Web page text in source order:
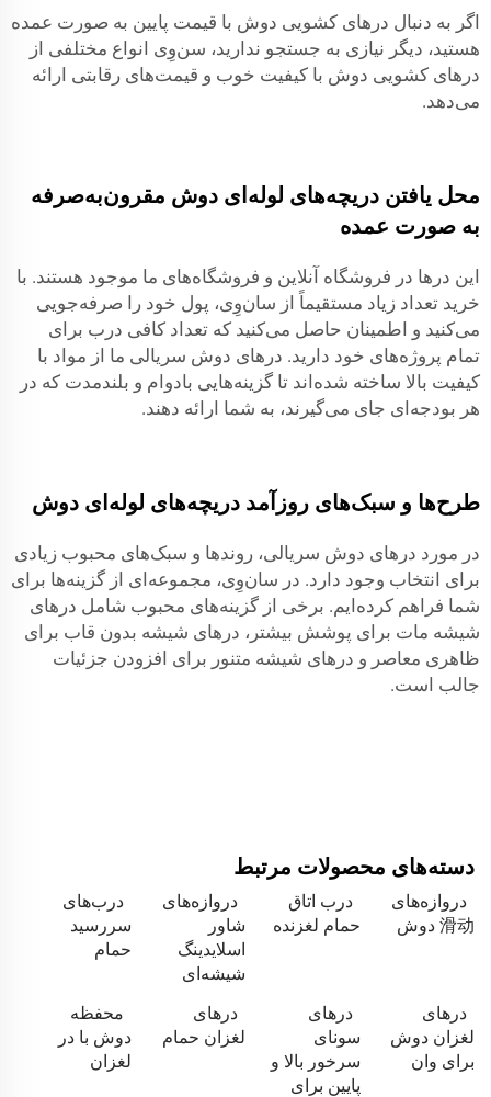
اگر به دنبال درهای کشویی دوش با قیمت پایین به صورت عمده
هستید، دیگر نیازی به جستجو ندارید، سن‌وِی انواع مختلفی از
درهای کشویی دوش با کیفیت خوب و قیمت‌های رقابتی ارائه
می‌دهد.
محل یافتن دریچه‌های لوله‌ای دوش مقرون‌به‌صرفه
به صورت عمده
این درها در فروشگاه آنلاین و فروشگاه‌های ما موجود هستند. با
خرید تعداد زیاد مستقیماً از سان‌وِی، پول خود را صرفه‌جویی
می‌کنید و اطمینان حاصل می‌کنید که تعداد کافی درب برای
تمام پروژه‌های خود دارید. درهای دوش سریالی ما از مواد با
کیفیت بالا ساخته شده‌اند تا گزینه‌هایی بادوام و بلندمدت که در
هر بودجه‌ای جای می‌گیرند، به شما ارائه دهند.
طرح‌ها و سبک‌های روزآمد دریچه‌های لوله‌ای دوش
در مورد درهای دوش سریالی، روندها و سبک‌های محبوب زیادی
برای انتخاب وجود دارد. در سان‌وِی، مجموعه‌ای از گزینه‌ها برای
شما فراهم کرده‌ایم. برخی از گزینه‌های محبوب شامل درهای
شیشه مات برای پوشش بیشتر، درهای شیشه بدون قاب برای
ظاهری معاصر و درهای شیشه متنور برای افزودن جزئیات
جالب است.
دسته‌های محصولات مرتبط
دروازه‌های
滑动 دوش
درب اتاق
حمام لغزنده
دروازه‌های
شاور
اسلایدینگ
شیشه‌ای
درب‌های
سررسید
حمام
درهای
لغزان دوش
برای وان
درهای
سونای
سرخور بالا و
پایین برای
درهای
لغزان حمام
محفظه
دوش با در
لغزان